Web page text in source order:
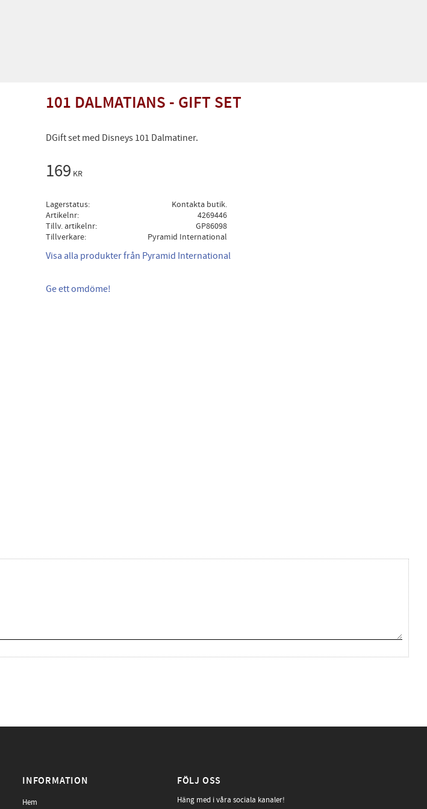
101 DALMATIANS - GIFT SET
DGift set med Disneys 101 Dalmatiner.
169 KR
Lagerstatus
Kontakta butik.
Artikelnr
4269446
Tillv. artikelnr
GP86098
Tillverkare
Pyramid International
Visa alla produkter från Pyramid International
Ge ett omdöme!
INFORMATION
Hem
FÖLJ OSS
Häng med i våra sociala kanaler!